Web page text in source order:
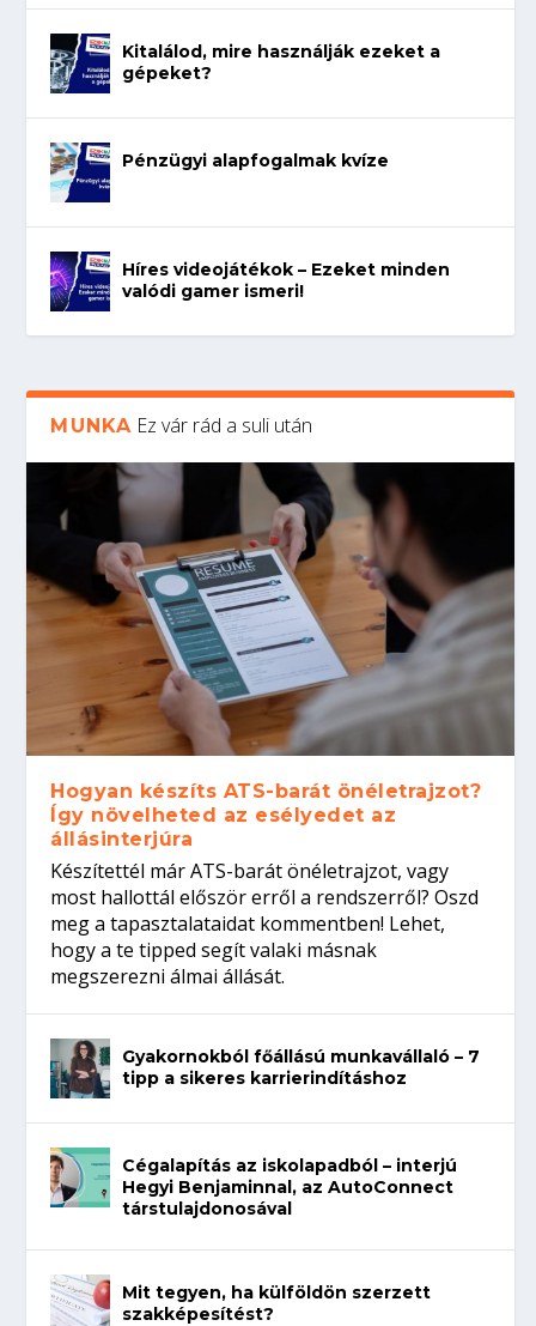
Kitalálod, mire használják ezeket a
gépeket?
Pénzügyi alapfogalmak kvíze
Híres videojátékok – Ezeket minden
valódi gamer ismeri!
MUNKA Ez vár rád a suli után
Hogyan készíts ATS-barát önéletrajzot?
Így növelheted az esélyedet az
állásinterjúra
Készítettél már ATS-barát önéletrajzot, vagy
most hallottál először erről a rendszerről? Oszd
meg a tapasztalataidat kommentben! Lehet,
hogy a te tipped segít valaki másnak
megszerezni álmai állását.
Gyakornokból főállású munkavállaló – 7
tipp a sikeres karrierindításhoz
Cégalapítás az iskolapadból – interjú
Hegyi Benjaminnal, az AutoConnect
társtulajdonosával
Mit tegyen, ha külföldön szerzett
szakképesítést?